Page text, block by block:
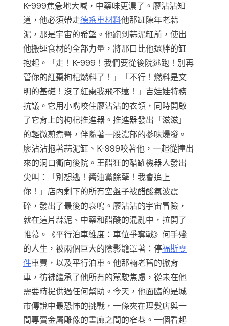
K-999焦急地大喊，中藥味更濃了。廖沾沾知
道，他必須帶走德系車材料他那缸陳年老蒜
泥，那是宇宙的希望。他跑到蒜泥缸前，使出
他搬運食材的全部力量，將那口比他還胖的缸
抱起。「走！K-999！我們要從後院逃跑！別再
管你的紅棗枸杞燃料了！」「不行！燃料是文
明的基礎！沒了紅棗我飛不遠！」吉娃娃特務
抗議。它用小嘴咬住廖沾沾的衣領，同時開啟
了它背上的枸杞推進器。推進器發出「滋滋」
的輕微煎煮聲，伴隨著一股濃郁的蔘味爆發。
廖沾沾抱著蒜泥缸、K-999咬著他，一起從撞出
來的洞口衝向後院。王醋狂的醋罐機器人發出
尖叫：「別想逃！醬油黨餘孽！我會追上
你！」店內剩下的所有空盤子被醋酸氣波震
碎，發出了最後的哀鳴。廖沾沾的宇宙冒險，
就在這片蒜泥、中藥和醋酸的混亂中，拉開了
帷幕。《平行泊車維度：車位爭奪戰》何手殘
的人生，被兩個巨大的陰影籠罩著：停福斯零
件車費，以及平行泊車。他那輛老舊的掀背
車，彷彿繼承了他所有的駕駛焦慮，從未在他
需要時提供過任何幫助。今天，他面臨的是城
市傳說中最恐怖的挑戰，一條夾在理髮店與一
間專賣金屬雕像的畫廊之間的窄巷。一個看起